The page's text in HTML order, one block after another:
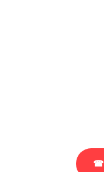
☎